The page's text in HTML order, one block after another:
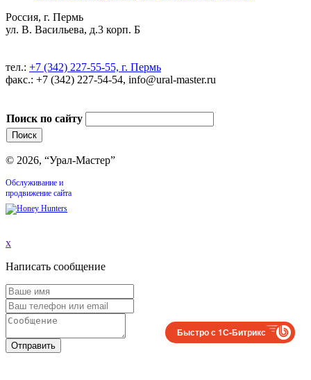
Россия, г. Пермь
ул. В. Васильева, д.3 корп. Б
тел.: +7 (342) 227-55-55, г. Пермь
факс.: +7 (342) 227-54-54, info@ural-master.ru
Поиск по сайту
© 2026, “Урал-Мастер”
Обслуживание и
продвижение сайта
x
Написать сообщение
Отправить
Быстро с 1С-Битрикс